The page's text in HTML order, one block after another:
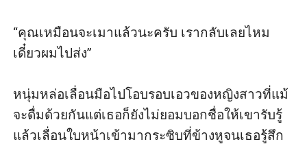
“คุณเหมือนจะเมาแล้วนะครับ เรากลับเลยไหม
เดี๋ยวผมไปส่ง”
หนุ่มหล่อเลื่อนมือไปโอบรอบเอวของหญิงสาวที่แม้
จะดื่มด้วยกันแต่เธอก็ยังไม่ยอมบอกชื่อให้เขารับรู้
แล้วเลื่อนใบหน้าเข้ามากระซิบที่ข้างหูจนเธอรู้สึก